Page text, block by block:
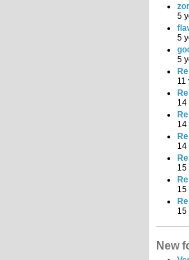
5
5
5
11
14
14
14
15
15
15
New